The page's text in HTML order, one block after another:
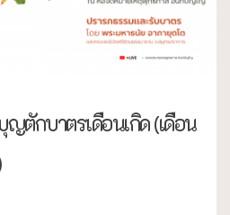
ตักบาตรเดือนเกิด (เดือน